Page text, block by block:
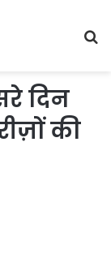
दिन
की